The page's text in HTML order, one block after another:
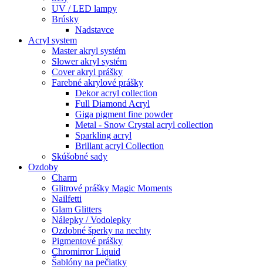
UV / LED lampy
Brúsky
Nadstavce
Acryl system
Master akryl systém
Slower akryl systém
Cover akryl prášky
Farebné akrylové prášky
Dekor acryl collection
Full Diamond Acryl
Giga pigment fine powder
Metal - Snow Crystal acryl collection
Sparkling acryl
Brillant acryl Collection
Skúšobné sady
Ozdoby
Charm
Glitrové prášky Magic Moments
Nailfetti
Glam Glitters
Nálepky / Vodolepky
Ozdobné šperky na nechty
Pigmentové prášky
Chromirror Liquid
Šablóny na pečiatky